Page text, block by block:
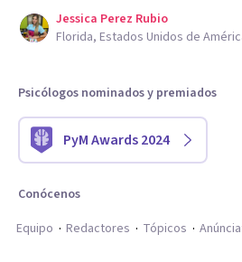
Jessica Perez Rubio
Florida, Estados Unidos de
Psicólogos nominados y premiados
PyM Awards 2024
Conócenos
Equipo
Redactores Tópicos